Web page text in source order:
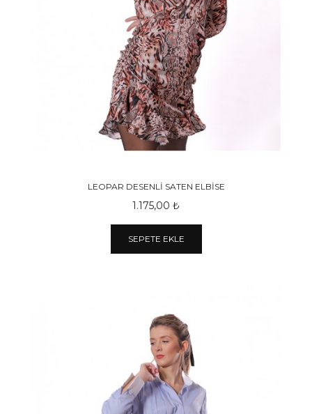
LEOPAR DESENLİ SATEN ELBİSE
1.175,00 ₺
SEPETE EKLE